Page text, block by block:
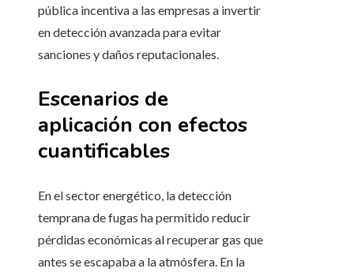
pública incentiva a las empresas a invertir
en detección avanzada para evitar
sanciones y daños reputacionales.
Escenarios de
aplicación con efectos
cuantificables
En el sector energético, la detección
temprana de fugas ha permitido reducir
pérdidas económicas al recuperar gas que
antes se escapaba a la atmósfera. En la